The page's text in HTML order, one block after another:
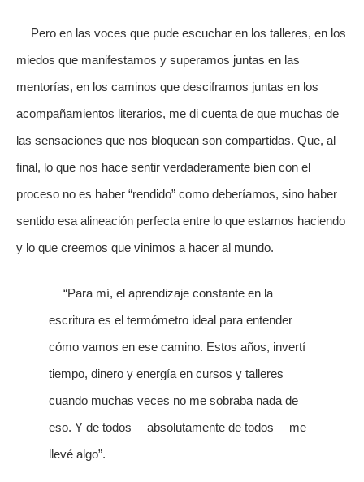
Pero en las voces que pude escuchar en los talleres, en los
miedos que manifestamos y superamos juntas en las
mentorías, en los caminos que desciframos juntas en los
acompañamientos literarios, me di cuenta de que muchas de
las sensaciones que nos bloquean son compartidas. Que, al
final, lo que nos hace sentir verdaderamente bien con el
proceso no es haber “rendido” como deberíamos, sino haber
sentido esa alineación perfecta entre lo que estamos haciendo
y lo que creemos que vinimos a hacer al mundo.
“Para mí, el aprendizaje constante en la
escritura es el termómetro ideal para entender
cómo vamos en ese camino. Estos años, invertí
tiempo, dinero y energía en cursos y talleres
cuando muchas veces no me sobraba nada de
eso. Y de todos —absolutamente de todos— me
llevé algo”.